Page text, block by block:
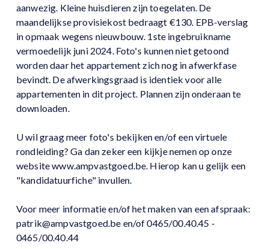
aanwezig. Kleine huisdieren zijn toegelaten. De
maandelijkse provisiekost bedraagt €130. EPB-verslag
in opmaak wegens nieuwbouw. 1ste ingebruikname
vermoedelijk juni 2024. Foto's kunnen niet getoond
worden daar het appartement zich nog in afwerkfase
bevindt. De afwerkingsgraad is identiek voor alle
appartementen in dit project. Plannen zijn onderaan te
downloaden.
U wil graag meer foto's bekijken en/of een virtuele
rondleiding? Ga dan zeker een kijkje nemen op onze
website www.ampvastgoed.be. Hierop kan u gelijk een
"kandidatuurfiche" invullen.
Voor meer informatie en/of het maken van een afspraak:
patrik@ampvastgoed.be en/of 0465/00.40.45 -
0465/00.40.44